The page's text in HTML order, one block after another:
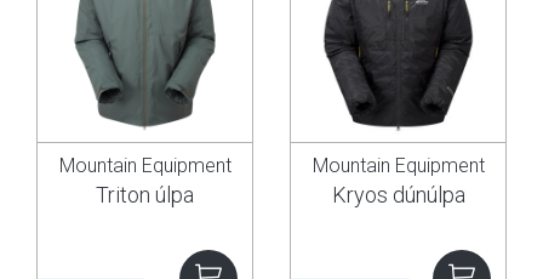
Mountain Equipment
Triton úlpa
Mountain Equipment
Kryos dúnúlpa